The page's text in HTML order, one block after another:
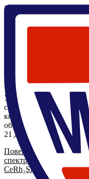
Главная
квазичастиц для
Учёные из России и
сверхпроводниках
квазичастиц, что
обнаружению и
21 декабря 2025
Поверхностные
спектроскопии
CeRh₂Si₂